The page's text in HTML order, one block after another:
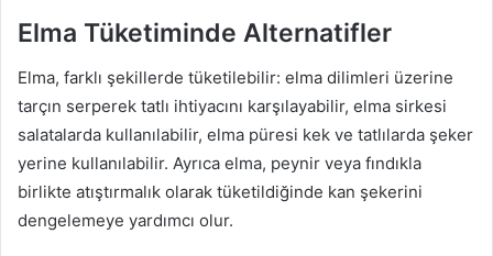
Elma Tüketiminde Alternatifler
Elma, farklı şekillerde tüketilebilir: elma dilimleri üzerine
tarçın serperek tatlı ihtiyacını karşılayabilir, elma sirkesi
salatalarda kullanılabilir, elma püresi kek ve tatlılarda şeker
yerine kullanılabilir. Ayrıca elma, peynir veya fındıkla
birlikte atıştırmalık olarak tüketildiğinde kan şekerini
dengelemeye yardımcı olur.